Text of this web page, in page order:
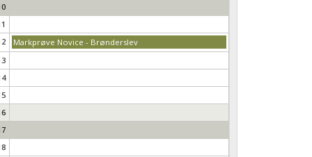
Markprøve Novice - Brønderslev